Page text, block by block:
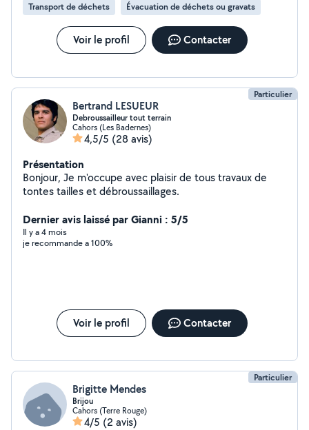
Transport de déchets Évacuation de déchets ou gravats
Voir le profil Contacter
Particulier
Bertrand LESUEUR
Debroussailleur tout terrain
Cahors (Les Badernes)
4,5/5 (28 avis)
Présentation
Bonjour, Je m'occupe avec plaisir de tous travaux de
tontes tailles et débroussaillages.
Dernier avis laissé par Gianni : 5/5
Il y a 4 mois
je recommande a 100%
Voir le profil Contacter
Particulier
Brigitte Mendes
Brijou
Cahors (Terre Rouge)
4/5 (2 avis)